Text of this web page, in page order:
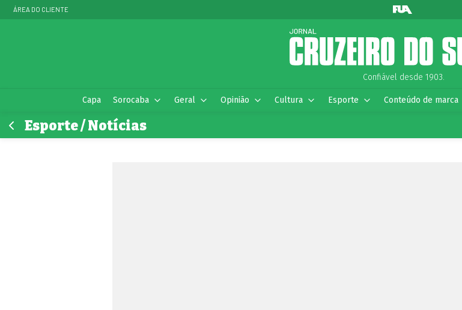
ÁREA DO CLIENTE
Confiável desde 1903.
Capa Sorocaba Geral Opinião Cultura Esporte Conteúdo de marca
Esporte / Notícias